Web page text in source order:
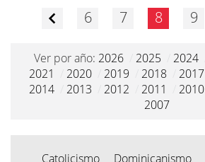
6 7 8 9
Ver por año: 2026 2025 2024
2021
2020 2019 2018 2017
2014
2013 2012 2011 2010
2007
Catolicismo Dominicanismo